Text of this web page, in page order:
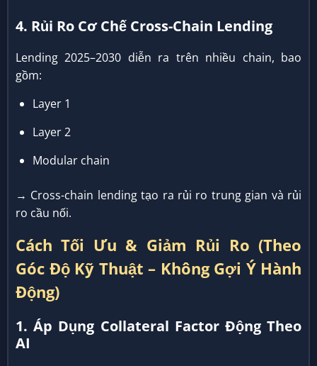
4. Rủi Ro Cơ Chế Cross-Chain Lending
Lending 2025–2030 diễn ra trên nhiều chain, bao
gồm:
Layer 1
Layer 2
Modular chain
→ Cross-chain lending tạo ra rủi ro trung gian và rủi
ro cầu nối.
Cách Tối Ưu & Giảm Rủi Ro (Theo
Góc Độ Kỹ Thuật – Không Gợi Ý Hành
Động)
1. Áp Dụng Collateral Factor Động Theo
AI